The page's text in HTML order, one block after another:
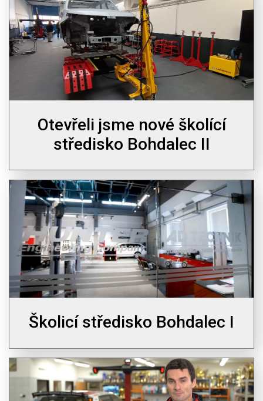
Otevřeli jsme nové školící
středisko Bohdalec II
Školicí středisko Bohdalec I